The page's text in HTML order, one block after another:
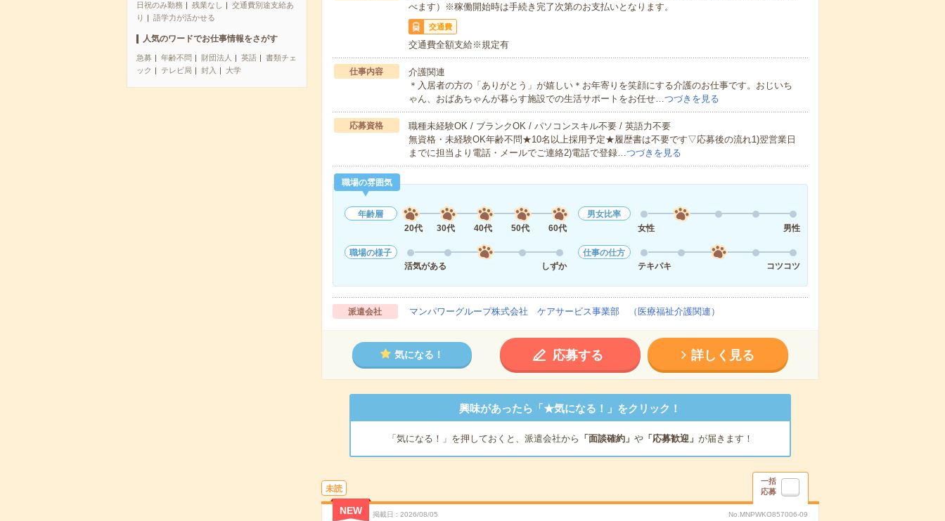
日祝のみ勤務
残業なし
交通費別途支給あ
り
語学力が活かせる
人気のワードでお仕事情報をさがす
急募 年齢不問 財団法人 英語
書類チェ
ック
テレビ局 封入 大学
べます）※稼働開始時は手続き完了次第のお支払いとなります。
交通費
交通費全額支給※規定有
仕事内容
介護関連
＊入居者の方の「ありがとう」が嬉しい＊お年寄りを笑顔にする介護のお仕事です。おじいち
ゃん、おばあちゃんが暮らす施設での生活サポートをお任せ…つづきを見る
応募資格
職種未経験OK / ブランクOK / パソコンスキル不要 / 英語力不要
無資格・未経験OK年齢不問★10名以上採用予定★履歴書は不要です▽応募後の流れ1)翌営業日
までに担当より電話・メールでご連絡2)電話で登録…つづきを見る
職場の雰囲気
年齢層
20代
30代 40代 50代 60代
男女比率
女性
男性
職場の様子
活気がある
しずか
仕事の仕方
テキパキ
コツコツ
派遣会社 マンパワーグループ株式会社 ケアサービス事業部 （医療福祉介護関連）
気になる！ 応募する 詳しく見る
興味があったら「★気になる！」をクリック！
「気になる！」を押しておくと、派遣会社から 「面談確約」 や「応募歓迎」 が届きます！
未読
一括
応募
NEW 掲載日 2026/08/05 No.MNPWKO857006-09